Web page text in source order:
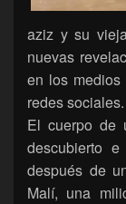
aziz y su
nuevas
en los medios
redes sociales.
El cuerpo de
descubierto
después de
Malí, una